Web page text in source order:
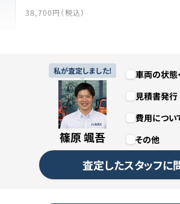
38,700円（税込）
7年4ヶ月
3,405,600円（税込）
カババリースについて詳
私が査定しました!
篠原 颯吾
車両の状態
見積書発行
費用につい
その他
査定したスタッフに